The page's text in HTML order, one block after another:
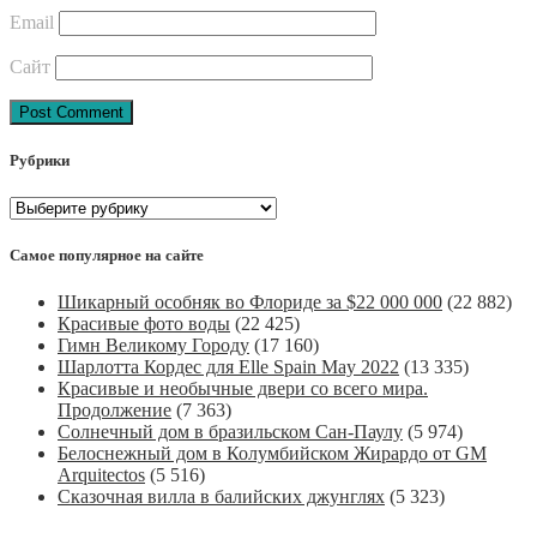
Email
Сайт
Post
navigation
Рубрики
Рубрики
Самое популярное на сайте
Шикарный особняк во Флориде за $22 000 000 (22 882)
Красивые фото воды (22 425)
Гимн Великому Городу (17 160)
Шарлотта Кордес для Elle Spain May 2022 (13 335)
Красивые и необычные двери со всего мира.
Продолжение (7 363)
Солнечный дом в бразильском Сан-Паулу (5 974)
Белоснежный дом в Колумбийском Жирардо от GM
Arquitectos (5 516)
Сказочная вилла в балийских джунглях (5 323)